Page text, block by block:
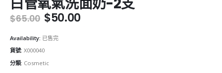
$65.00 Original
was:
$65.00.
$50.00Current
Availability: 已售完
貨號: X000040
分類: Cosmetic